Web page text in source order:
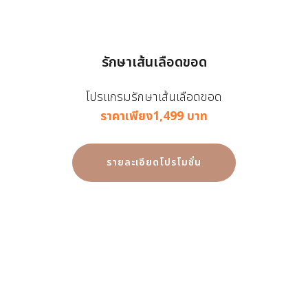
รักษาเส้นเลือดขอด
โปรแกรมรักษาเส้นเลือดขอด
ราคาเพียง1,499 บาท
รายละเอียดโปรโมชั่น